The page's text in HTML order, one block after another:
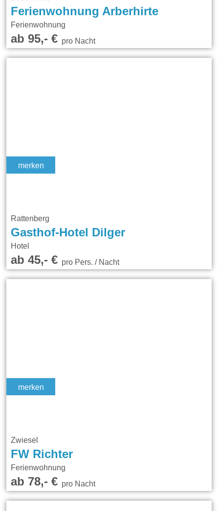
Ferienwohnung Arberhirte
Ferienwohnung
ab 95,- €pro Nacht
merken
Rattenberg
Gasthof-Hotel Dilger
Hotel
ab 45,- €pro Pers. / Nacht
merken
Zwiesel
FW Richter
Ferienwohnung
ab 78,- €pro Nacht